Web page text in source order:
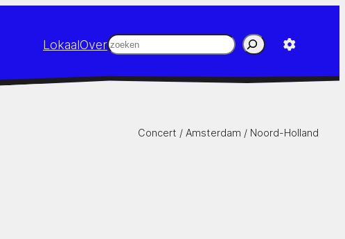
LokaalOverZoeken
Concert / Amsterdam / Noord-Holland